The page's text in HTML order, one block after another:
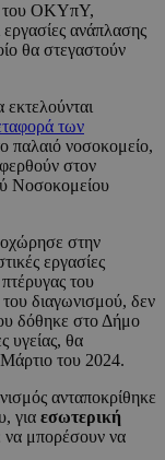
του ΟΚΥπΥ,
ανάπλασης
θα στεγαστούν
των
παλαιό νοσοκομείο,
στον
Νοσοκομείου
στην
εργασίες
του
διαγωνισμού, δεν
δόθηκε στο Δήμο
υγείας, θα
του 2024.
ανταποκρίθηκε
για εσωτερική
να μπορέσουν να